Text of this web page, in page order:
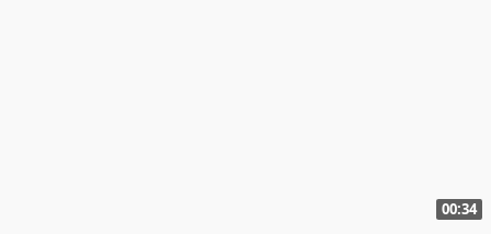
00:34